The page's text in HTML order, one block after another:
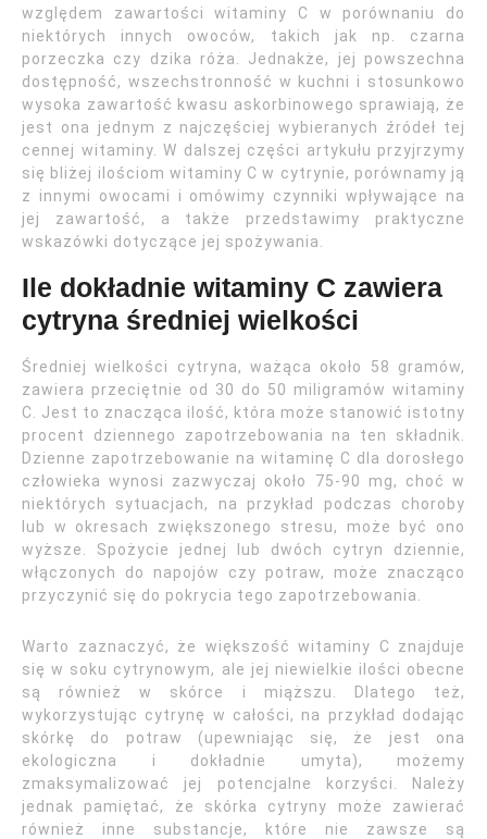
względem zawartości witaminy C w porównaniu do
niektórych innych owoców, takich jak np. czarna
porzeczka czy dzika róża. Jednakże, jej powszechna
dostępność, wszechstronność w kuchni i stosunkowo
wysoka zawartość kwasu askorbinowego sprawiają, że
jest ona jednym z najczęściej wybieranych źródeł tej
cennej witaminy. W dalszej części artykułu przyjrzymy
się bliżej ilościom witaminy C w cytrynie, porównamy ją
z innymi owocami i omówimy czynniki wpływające na
jej zawartość, a także przedstawimy praktyczne
wskazówki dotyczące jej spożywania.
Ile dokładnie witaminy C zawiera
cytryna średniej wielkości
Średniej wielkości cytryna, ważąca około 58 gramów,
zawiera przeciętnie od 30 do 50 miligramów witaminy
C. Jest to znacząca ilość, która może stanowić istotny
procent dziennego zapotrzebowania na ten składnik.
Dzienne zapotrzebowanie na witaminę C dla dorosłego
człowieka wynosi zazwyczaj około 75-90 mg, choć w
niektórych sytuacjach, na przykład podczas choroby
lub w okresach zwiększonego stresu, może być ono
wyższe. Spożycie jednej lub dwóch cytryn dziennie,
włączonych do napojów czy potraw, może znacząco
przyczynić się do pokrycia tego zapotrzebowania.
Warto zaznaczyć, że większość witaminy C znajduje
się w soku cytrynowym, ale jej niewielkie ilości obecne
są również w skórce i miąższu. Dlatego też,
wykorzystując cytrynę w całości, na przykład dodając
skórkę do potraw (upewniając się, że jest ona
ekologiczna i dokładnie umyta), możemy
zmaksymalizować jej potencjalne korzyści. Należy
jednak pamiętać, że skórka cytryny może zawierać
również inne substancje, które nie zawsze są